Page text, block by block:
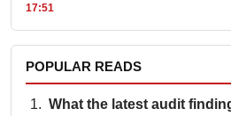
17:51
POPULAR READS
What the latest audit